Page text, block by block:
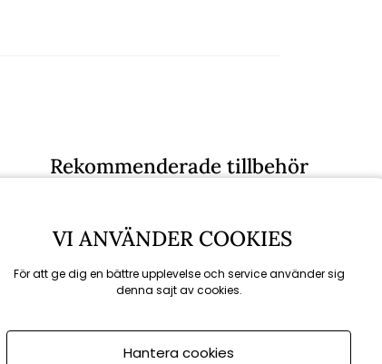
Rekommenderade tillbehör
VI ANVÄNDER COOKIES
För att ge dig en bättre upplevelse och service använder sig
denna sajt av cookies.
Hantera cookies